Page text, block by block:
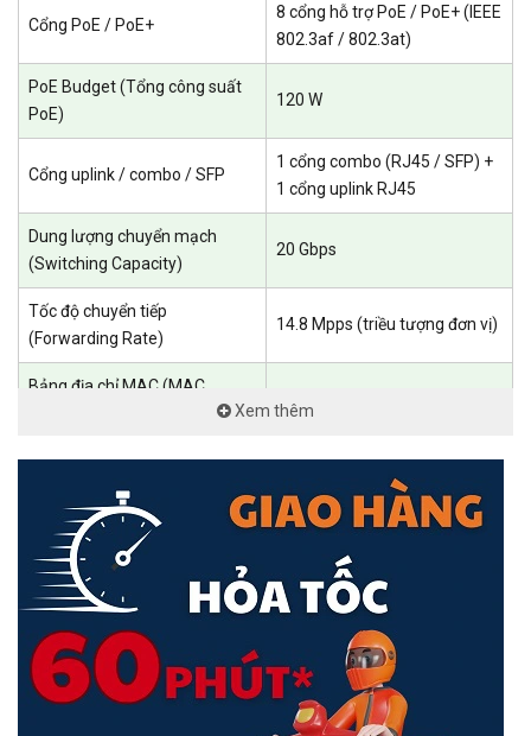
Tự động ngăn chặn vòng lặp đảm bảo tính liên tục của dịch vụ
Mạng vẫn duy trì kết nối khi xảy ra hiện tượng lặp mạng.
Cloud, giúp doanh nghiệp của bạn dễ dàng hơn
SON, cung cấp không cần chạm tới Đám mây
Cấu hình VLAN trên Ruijie Cloud APP
Theo dõi số liệu thống kê chuyển đổi mọi lúc mọi nơi
Bảo trì dễ dàng, tiết kiệm thời gian và chi phí tại chỗ
Cổng PoE / PoE+
8 cổng hỗ trợ PoE / PoE+ (IEEE
802.3af / 802.3at)
PoE Budget (Tổng công suất
PoE)
120 W
Cổng uplink / combo / SFP
1 cổng combo (RJ45 / SFP) +
1 cổng uplink RJ45
Dung lượng chuyển mạch
(Switching Capacity)
20 Gbps
Tốc độ chuyển tiếp
(Forwarding Rate)
14.8 Mpps (triều tượng đơn vị)
Bảng địa chỉ MAC (MAC
VLAN tối đa hỗ trợ 16 VLAN
Bảo vệ chống sét (Surge
Protection)
6 kV
Hoạt động mở rộng PoE
(Extended Mode)
Hỗ trợ truyền tới 250 m ở chế
độ PoE mở rộng
Kích thước (W × D × H) 202 mm × 108 mm × 28 mm
Bảo hành 36 tháng
Xem thêm